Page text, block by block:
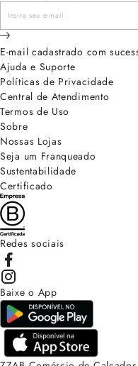
E-mail cadastrado com
Ajuda e Suporte
Políticas de Privacidade
Central de Atendimento
Termos de Uso
Sobre
Nossas Lojas
Seja um Franqueado
Sustentabilidade
Certificado
Redes sociais
Baixe o App